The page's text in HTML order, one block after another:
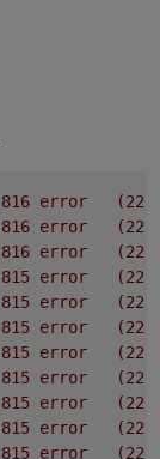
error
error
error
error
error
error
error
error
error
error
error